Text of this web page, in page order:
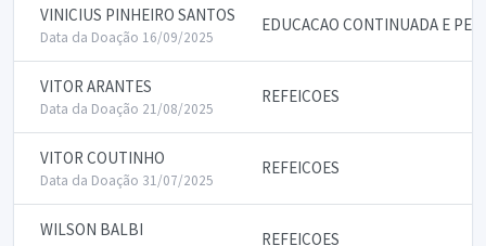
VINICIUS PINHEIRO SANTOS
Data da Doação 16/09/2025
EDUCACAO CONTINUADA E
VITOR ARANTES
Data da Doação 21/08/2025
REFEICOES
VITOR COUTINHO
Data da Doação 31/07/2025
REFEICOES
WILSON BALBI REFEICOES